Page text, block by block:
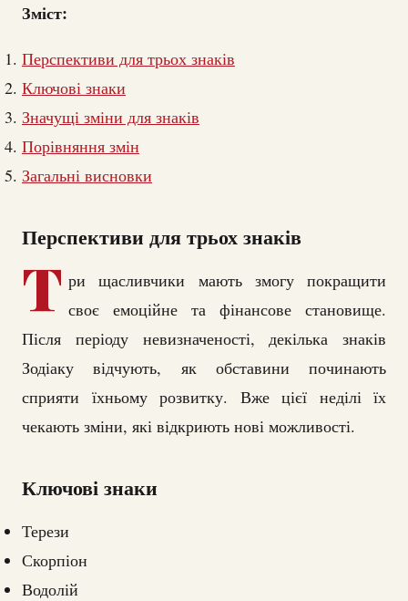
Зміст:
Перспективи для трьох знаків
Ключові знаки
Значущі зміни для знаків
Порівняння змін
Загальні висновки
Перспективи для трьох знаків
Т ри щасливчики мають змогу покращити
своє емоційне та фінансове становище.
Після періоду невизначеності, декілька знаків
Зодіаку відчують, як обставини починають
сприяти їхньому розвитку. Вже цієї неділі їх
чекають зміни, які відкриють нові можливості.
Ключові знаки
Терези
Скорпіон
Водолій